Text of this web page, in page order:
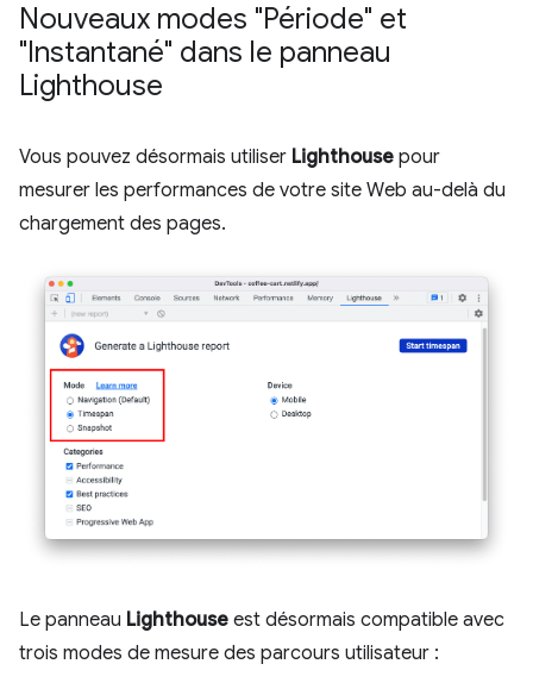
Nouveaux modes "Période" et
"Instantané" dans le panneau
Lighthouse
Vous pouvez désormais utiliser Lighthouse pour
mesurer les performances de votre site Web au-delà du
chargement des pages.
Le panneau Lighthouse est désormais compatible avec
trois modes de mesure des parcours utilisateur :